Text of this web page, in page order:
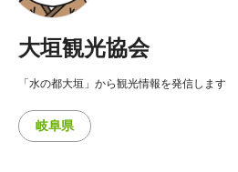
大垣観光協会
「水の都大垣」から観光情報を発信します
岐阜県